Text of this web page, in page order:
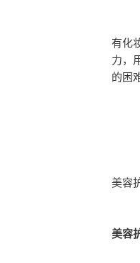
有化
力，
的困
美容
美容